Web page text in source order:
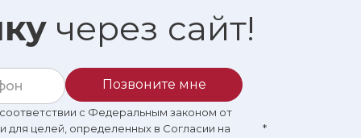
через сайт!
с Федеральным законом от
для целей, определенных в Согласии на
*
Позвоните мне